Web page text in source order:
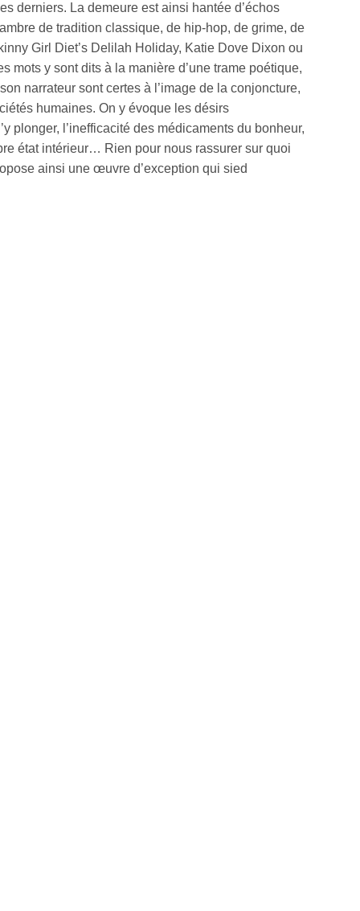
derniers. La demeure est ainsi hantée d’échos
de tradition classique, de hip-hop, de grime, de
Girl Diet’s Delilah Holiday, Katie Dove Dixon ou
mots y sont dits à la manière d’une trame poétique,
narrateur sont certes à l’image de la conjoncture,
humaines. On y évoque les désirs
plonger, l’inefficacité des médicaments du bonheur,
état intérieur… Rien pour nous rassurer sur quoi
ainsi une œuvre d’exception qui sied